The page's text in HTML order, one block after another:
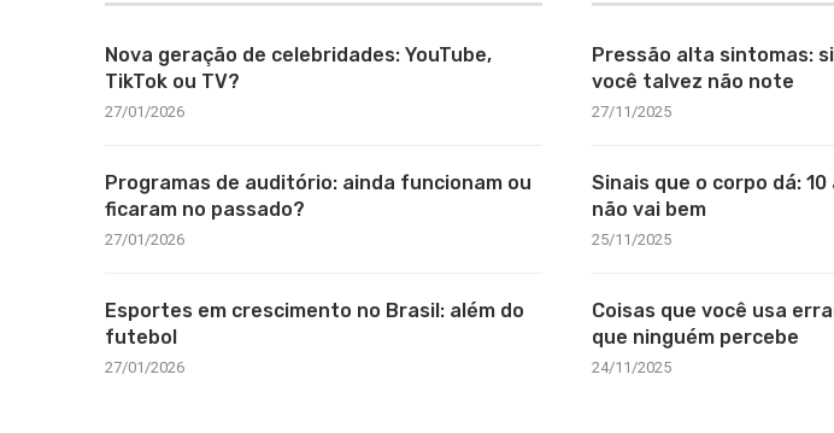
Nova geração de celebridades: YouTube,
TikTok ou TV?
27/01/2026
Programas de auditório: ainda funcionam ou
ficaram no passado?
27/01/2026
Esportes em crescimento no Brasil: além do
futebol
27/01/2026
Pressão alta sintomas:
você talvez não note
27/11/2025
Sinais que o corpo dá:
não vai bem
25/11/2025
Coisas que você usa
que ninguém percebe
24/11/2025